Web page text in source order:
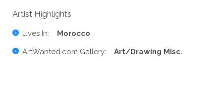
Artist Highlights
Lives In: Morocco
ArtWanted.com Gallery: Art/Drawing Misc.